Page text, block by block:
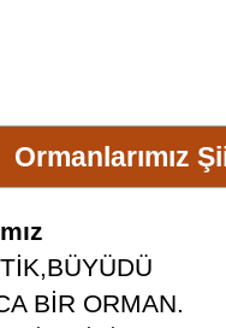
Ormanlarımız
BİR ORMAN.